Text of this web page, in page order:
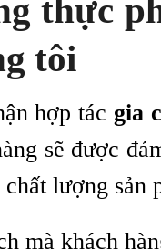
thực
tôi
hợp tác gia
sẽ được
lượng sản
mà khách